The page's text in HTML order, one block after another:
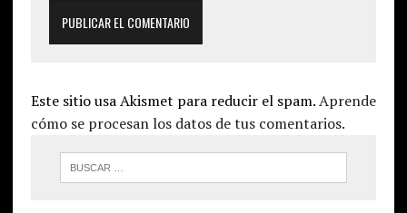
Este sitio usa Akismet para reducir el spam.Aprende
cómo se procesan los datos de tus comentarios.